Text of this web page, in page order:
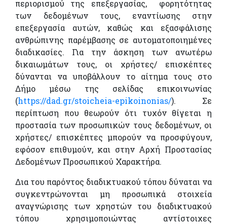
περιορισμού της επεξεργασίας, φορητότητας
των δεδομένων τους, εναντίωσης στην
επεξεργασία αυτών, καθώς και εξασφάλισης
ανθρώπινης παρέμβασης σε αυτοματοποιημένες
διαδικασίες. Για την άσκηση των ανωτέρω
δικαιωμάτων τους, οι χρήστες/ επισκέπτες
δύνανται να υποβάλλουν το αίτημα τους στο
Δήμο μέσω της σελίδας επικοινωνίας
(https://dad.gr/stoicheia-epikoinonias/). Σε
περίπτωση που θεωρούν ότι τυχόν θίγεται η
προστασία των προσωπικών τους δεδομένων, οι
χρήστες/ επισκέπτες μπορούν να προσφύγουν,
εφόσον επιθυμούν, και στην Αρχή Προστασίας
Δεδομένων Προσωπικού Χαρακτήρα.
Δια του παρόντος διαδικτυακού τόπου δύναται να
συγκεντρώνονται μη προσωπικά στοιχεία
αναγνώρισης των χρηστών του διαδικτυακού
τόπου χρησιμοποιώντας αντίστοιχες